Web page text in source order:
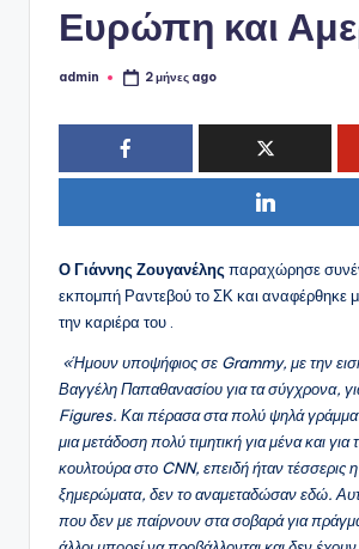
Ευρώπη και
Συγγραφέας:
admin 2 μήνες ago
Ο Γιάννης Ζουγανέλης παραχώρησε
εκπομπή Ραντεβού το ΣΚ και αναφέρθηκε
την καριέρα του .
«Ήμουν υποψήφιος σε Grammy, με την
Βαγγέλη Παπαθανασίου για τα σύγχρονα,
Figures. Και πέρασα στα πολύ ψηλά
μια μετάδοση πολύ τιμητική για μένα και για
κουλτούρα στο CNN, επειδή ήταν τέσσερις
ξημερώματα, δεν το αναμεταδώσαν εδώ.
που δεν με παίρνουν στα σοβαρά για